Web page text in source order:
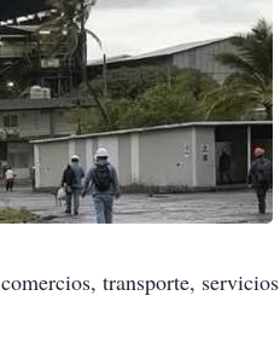
transporte, servicios